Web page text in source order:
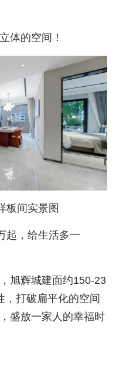
体的空间！
板间实景图
起，给生活多一
旭辉城建面约150-23
，打破扁平化的空间
盛放一家人的幸福时